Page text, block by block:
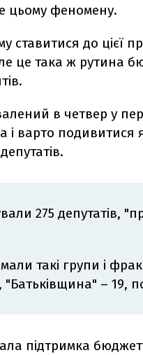
цьому феномену.
ставитися до цієї
це така ж рутина
в четвер у
і варто подивитися
275 депутатів,
такі групи і
– 19,
підтримка